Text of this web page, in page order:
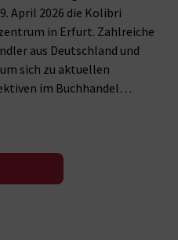
April 2026 die Kolibri
in Erfurt. Zahlreiche
aus Deutschland und
sich zu aktuellen
im Buchhandel…